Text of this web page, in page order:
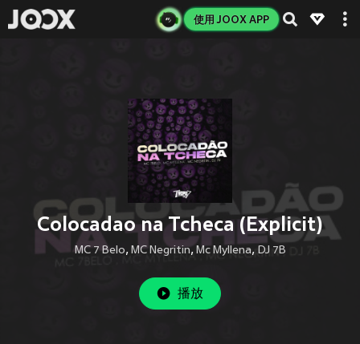
使用 JOOX APP
Colocadao na Tcheca (Explicit)
MC 7 Belo, MC Negritin, Mc Myllena, DJ 7B
播放